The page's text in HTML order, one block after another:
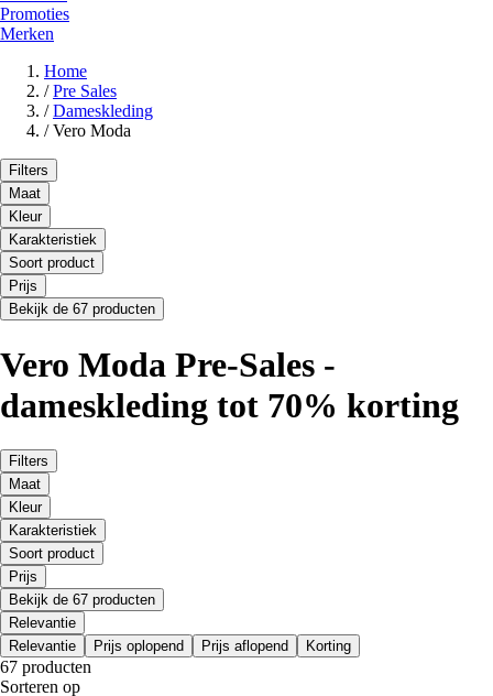
Promoties
Merken
Home
/ Pre Sales
/ Dameskleding
/ Vero Moda
Filters
Maat
Kleur
Karakteristiek
Soort product
Prijs
Bekijk de 67 producten
Vero Moda Pre-Sales -
dameskleding tot 70% korting
Filters
Maat
Kleur
Karakteristiek
Soort product
Prijs
Bekijk de 67 producten
Relevantie
Relevantie
Prijs oplopend Prijs aflopend Korting
67 producten
Sorteren op